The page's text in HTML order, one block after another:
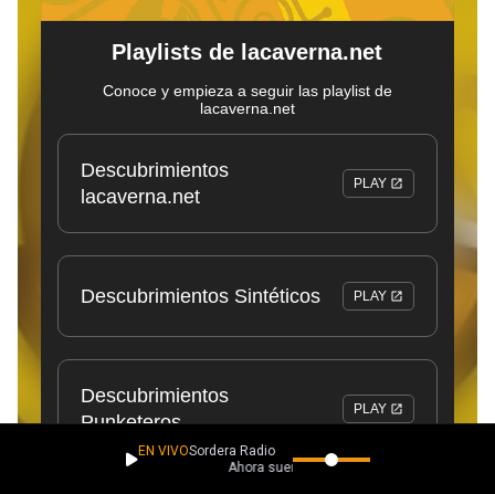
EN VIVOSordera Radio
Ahora suena